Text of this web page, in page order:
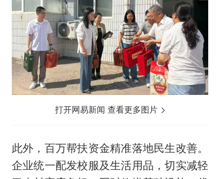
打开网易新闻 查看更多图片
此外，百万帮扶资金精准落地民生改善。
企业统一配发校服及生活用品，切实减轻